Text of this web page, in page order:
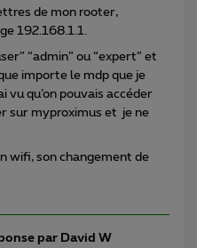
de mon rooter,
192.168.1.1.
“admin” ou “expert” et
importe le mdp que je
vu qu’on pouvais accéder
sur myproximus et je ne
wifi, son changement de
par David W